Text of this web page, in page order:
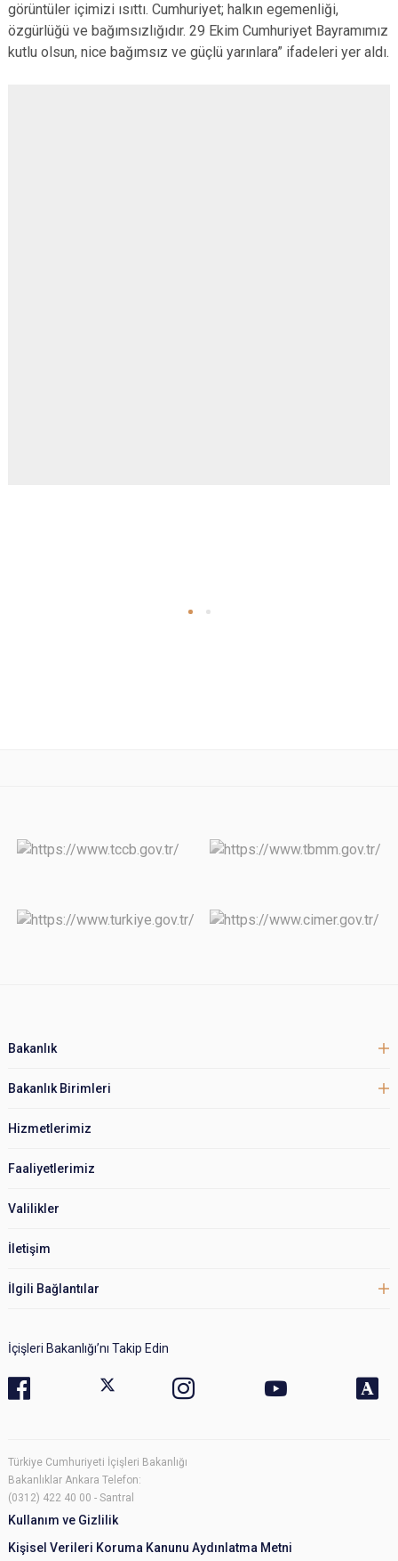
görüntüler içimizi ısıttı. Cumhuriyet; halkın egemenliği,
özgürlüğü ve bağımsızlığıdır. 29 Ekim Cumhuriyet Bayramımız
kutlu olsun, nice bağımsız ve güçlü yarınlara” ifadeleri yer aldı.
Bakanlık
Bakanlık Birimleri
Hizmetlerimiz
Faaliyetlerimiz
Valilikler
İletişim
İlgili Bağlantılar
İçişleri Bakanlığı’nı Takip Edin
Türkiye Cumhuriyeti İçişleri Bakanlığı
Bakanlıklar Ankara Telefon:
(0312) 422 40 00 - Santral
Kullanım ve Gizlilik
Kişisel Verileri Koruma Kanunu Aydınlatma Metni